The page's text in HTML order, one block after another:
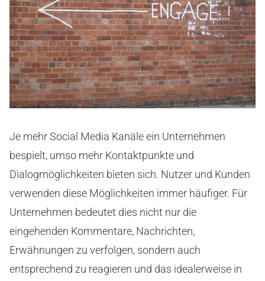
Je mehr Social Media Kanäle ein Unternehmen
bespielt, umso mehr Kontaktpunkte und
Dialogmöglichkeiten bieten sich. Nutzer und Kunden
verwenden diese Möglichkeiten immer häufiger. Für
Unternehmen bedeutet dies nicht nur die
eingehenden Kommentare, Nachrichten,
Erwähnungen zu verfolgen, sondern auch
entsprechend zu reagieren und das idealerweise in